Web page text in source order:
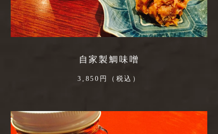
自家製鯛味噌
3,850円（税込）